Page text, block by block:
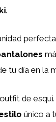
.
tu día en la
de
único a